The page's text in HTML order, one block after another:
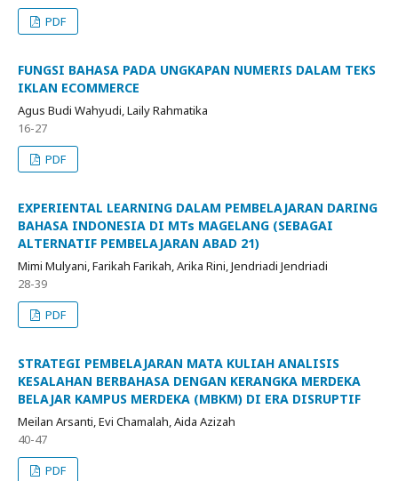
PDF
FUNGSI BAHASA PADA UNGKAPAN NUMERIS DALAM TEKS
IKLAN ECOMMERCE
Agus Budi Wahyudi, Laily Rahmatika
16-27
PDF
EXPERIENTAL LEARNING DALAM PEMBELAJARAN DARING
BAHASA INDONESIA DI MTs MAGELANG (SEBAGAI
ALTERNATIF PEMBELAJARAN ABAD 21)
Mimi Mulyani, Farikah Farikah, Arika Rini, Jendriadi Jendriadi
28-39
PDF
STRATEGI PEMBELAJARAN MATA KULIAH ANALISIS
KESALAHAN BERBAHASA DENGAN KERANGKA MERDEKA
BELAJAR KAMPUS MERDEKA (MBKM) DI ERA DISRUPTIF
Meilan Arsanti, Evi Chamalah, Aida Azizah
40-47
PDF